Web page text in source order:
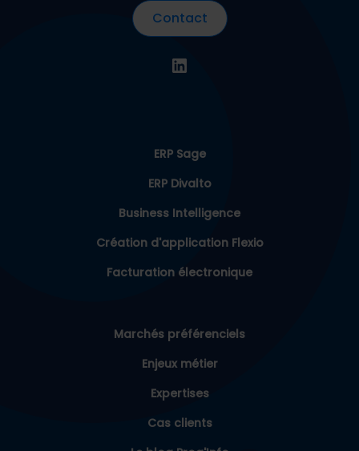
Contact
ERP Sage
ERP Divalto
Business Intelligence
Création d'application Flexio
Facturation électronique
Marchés préférenciels
Enjeux métier
Expertises
Cas clients